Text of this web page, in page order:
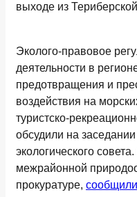
выходе из
Эколого-правовое
деятельности в
предотвращения и
воздействия на
туристско-
обсудили на
экологического
межрайонной
прокуратуре,